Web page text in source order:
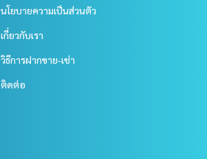
นโยบายความเป็นส่วนตัว
เกี่ยวกับเรา
วิธีการฝากขาย-เช่า
ติดต่อ